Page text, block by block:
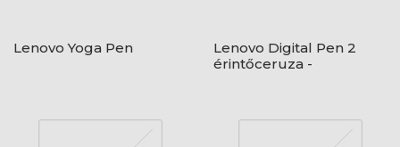
Lenovo Yoga Pen
Lenovo Digital Pen 2
érintőceruza -